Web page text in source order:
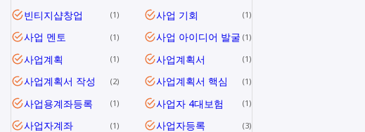
빈티지샵창업 1 사업 기회 1
사업 멘토 1 사업 아이디어 발굴 1
사업계획 1 사업계획서 1
사업계획서 작성 2 사업계획서 핵심 1
사업용계좌등록 1 사업자 4대보험 1
사업자계좌 1 사업자등록 3